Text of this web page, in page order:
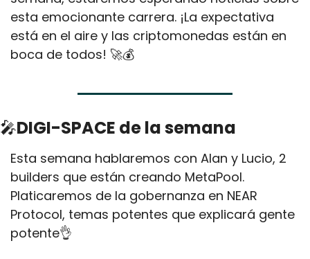
esta emocionante carrera. ¡La expectativa
está en el aire y las criptomonedas están en
boca de todos! 🚀💰
🎤DIGI-SPACE de la semana
Esta semana hablaremos con Alan y Lucio, 2
builders que están creando MetaPool.
Platicaremos de la gobernanza en NEAR
Protocol, temas potentes que explicará gente
potente👌